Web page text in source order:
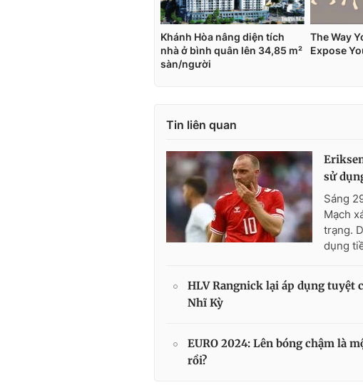
Tin liên quan
sử
Sáng
Mạch
trạng.
dụng
HLV Rangnick lại áp dụng tuyệt
Nhĩ Kỳ
EURO 2024: Lên bóng chậm là
rồi?